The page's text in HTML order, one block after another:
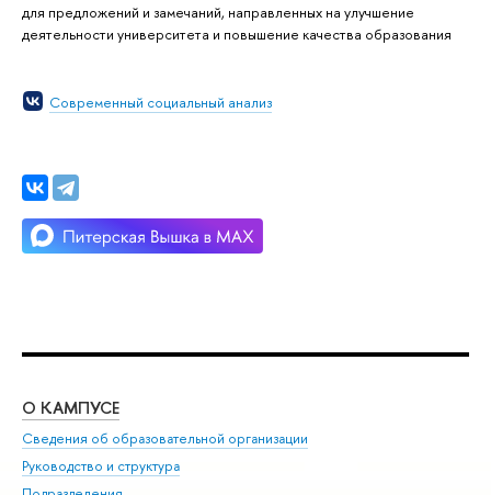
для предложений и замечаний, направленных на улучшение
деятельности университета и повышение качества образования
Современный социальный анализ
О КАМПУСЕ
Сведения об образовательной организации
Руководство и структура